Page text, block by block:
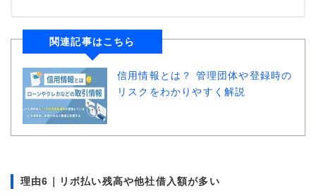
関連記事はこちら
信用情報とは？ 管理団体や登録時の
リスクをわかりやすく解説
理由6｜リボ払い残高や他社借入額が多い